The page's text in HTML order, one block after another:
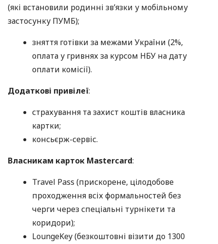
(які встановили родинні зв’язки у мобільному
застосунку ПУМБ);
зняття готівки за межами України (2%,
оплата у гривнях за курсом НБУ на дату
оплати комісії).
Додаткові привілеї:
страхування та захист коштів власника
картки;
консьєрж-сервіс.
Власникам карток Mastercard:
Travel Pass (прискорене, цілодобове
проходження всіх формальностей без
черги через спеціальні турнікети та
коридори);
LoungeKey (безкоштовні візити до 1300